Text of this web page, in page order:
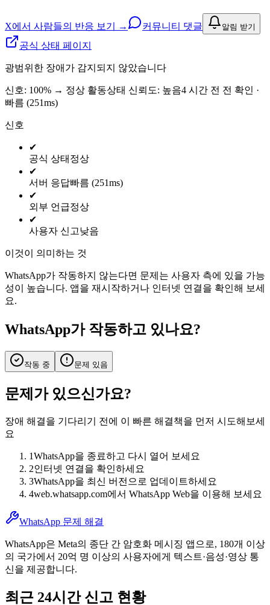
X에서 사람들의 반응 보기 → 커뮤니티 댓글 알림 받기
공식 상태 페이지
광범위한 장애가 감지되지 않았습니다
신호: 100% → 정상 활동상태 신뢰도: 높음4 시간 전 전 확인 ·
빠름 (251ms)
신호
✔
공식 상태 정상
✔
서버 응답빠름 (251ms)
✔
외부 언급정상
✔
사용자 신고낮음
이것이 의미하는 것
WhatsApp가 작동하지 않는다면 문제는 사용자 측에 있을 가능
성이 높습니다. 앱을 재시작하거나 인터넷 연결을 확인해 보세
요.
WhatsApp가 작동하고 있나요?
작동 중 문제 있음
문제가 있으신가요?
장애 해결을 기다리기 전에 이 빠른 해결책을 먼저 시도해보세
요
1WhatsApp을 종료하고 다시 열어 보세요
2인터넷 연결을 확인하세요
3WhatsApp을 최신 버전으로 업데이트하세요
4web.whatsapp.com에서 WhatsApp Web을 이용해 보세요
WhatsApp 문제 해결
WhatsApp은 Meta의 종단 간 암호화 메시징 앱으로, 180개 이상
의 국가에서 20억 명 이상의 사용자에게 텍스트·음성·영상 통
신을 제공합니다.
최근 24시간 신고 현황